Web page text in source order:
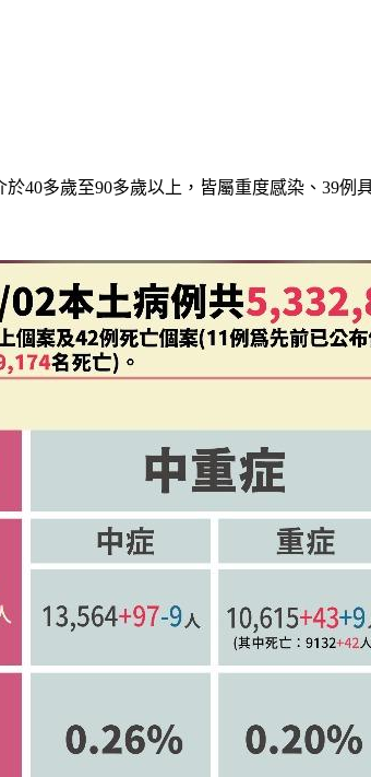
40多歲至90多歲以上，皆屬重度感染、39